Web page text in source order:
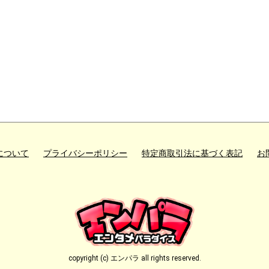
ついて プライバシーポリシー 特定商取引法に基づく表記 お
copyright (c) エンパラ all rights reserved.